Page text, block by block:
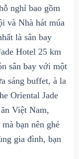
nghỉ bao gồm
và Nhà hát múa
là sân bay
Hotel 25 km
sân bay với một
sáng buffet, à la
Oriental Jade
Việt Nam,
bạn nên ghé
gia đình, bạn